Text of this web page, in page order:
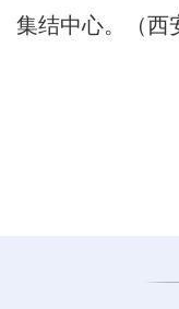
集结中心。（西